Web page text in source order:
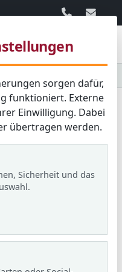
06103 / 30
sorgen dafür,
funktioniert. Externe
Einwilligung. Dabei
übertragen werden.
Sicherheit und das